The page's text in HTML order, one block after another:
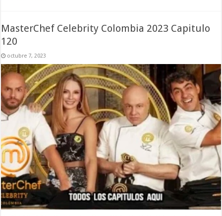
MasterChef Celebrity Colombia 2023 Capitulo
120
octubre 7, 2023